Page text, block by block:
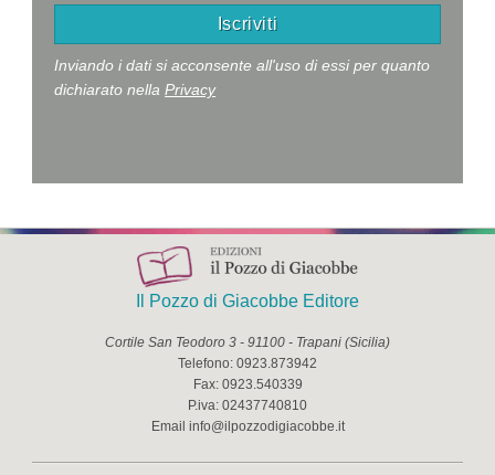
Inviando i dati si acconsente all'uso di essi per quanto
dichiarato nellaPrivacy
Il Pozzo di Giacobbe Editore
Cortile San Teodoro 3 - 91100 - Trapani (Sicilia)
Telefono: 0923.873942
Fax: 0923.540339
P.iva: 02437740810
Email info@ilpozzodigiacobbe.it